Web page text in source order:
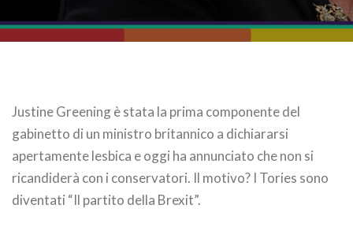
Justine Greening è stata la prima componente del
gabinetto di un ministro britannico a dichiararsi
apertamente lesbica e oggi ha annunciato che non si
ricandiderà con i conservatori. Il motivo? I Tories sono
diventati “Il partito della Brexit”.